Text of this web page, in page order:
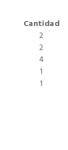
Cantidad
2
2
4
1
1